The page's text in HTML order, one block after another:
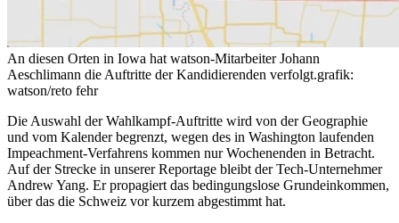
An diesen Orten in Iowa hat watson-Mitarbeiter Johann
Aeschlimann die Auftritte der Kandidierenden verfolgt.grafik:
watson/reto fehr
Die Auswahl der Wahlkampf-Auftritte wird von der Geographie
und vom Kalender begrenzt, wegen des in Washington laufenden
Impeachment-Verfahrens kommen nur Wochenenden in Betracht.
Auf der Strecke in unserer Reportage bleibt der Tech-Unternehmer
Andrew Yang. Er propagiert das bedingungslose Grundeinkommen,
über das die Schweiz vor kurzem abgestimmt hat.